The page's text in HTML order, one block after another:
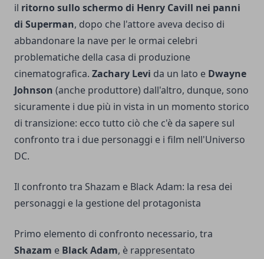
il ritorno sullo schermo di Henry Cavill nei panni
di Superman, dopo che l'attore aveva deciso di
abbandonare la nave per le ormai celebri
problematiche della casa di produzione
cinematografica. Zachary Levi da un lato e Dwayne
Johnson (anche produttore) dall'altro, dunque, sono
sicuramente i due più in vista in un momento storico
di transizione: ecco tutto ciò che c'è da sapere sul
confronto tra i due personaggi e i film nell'Universo
DC.
Il confronto tra Shazam e Black Adam: la resa dei
personaggi e la gestione del protagonista
Primo elemento di confronto necessario, tra
Shazam e Black Adam, è rappresentato